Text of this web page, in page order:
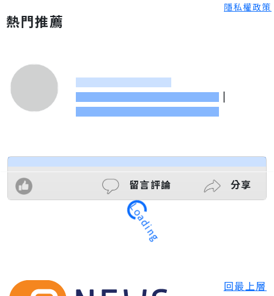
隱私權政策
熱門推薦
|
留言評論 分享
Loading
回最上層